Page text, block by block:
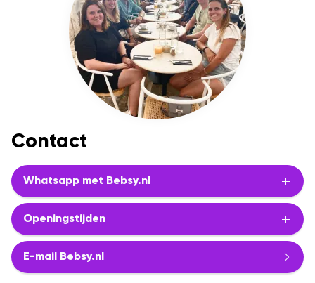
Contact
Whatsapp met Bebsy.nl
Openingstijden
E-mail Bebsy.nl